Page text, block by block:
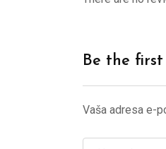
Be the
Vaša adresa e-